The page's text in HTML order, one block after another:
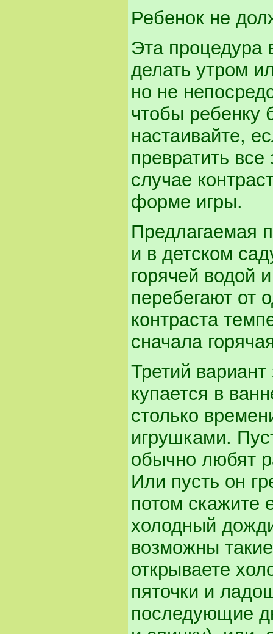
Ребенок не
Эта процедура
делать утром
но не
чтобы ребенку
настаивайте,
превратить
случае
форме игры.
Предлагаемая
и в детском
горячей водой
перебегают от
контраста
сначала
Третий
купается в
столько
игрушками.
обычно любят
Или пусть он
потом скажите
холодный
возможны
открываете
пяточки и
последующие